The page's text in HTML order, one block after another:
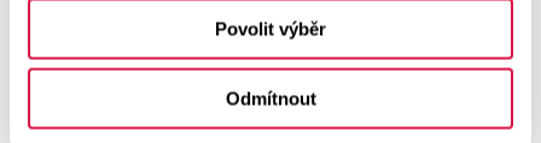
Povolit výběr
Odmítnout